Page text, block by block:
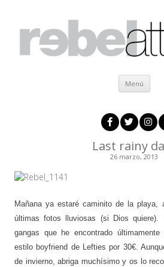
Menú Ir
Last rainy
26 marzo, 2013
Mañana ya estaré caminito de la
últimas fotos lluviosas (si Dios
gangas que he encontrado
estilo boyfriend de Lefties por 30€.
de invierno, abriga muchísimo y os lo